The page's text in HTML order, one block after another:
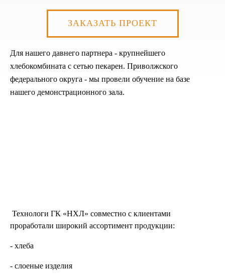
ЗАКАЗАТЬ ПРОЕКТ
Для нашего давнего партнера - крупнейшего
хлебокомбината с сетью пекарен. Приволжского
федерального округа - мы провели обучение на базе
нашего демонстрационного зала.
Технологи ГК «НХЛ» совместно с клиентами
проработали широкий ассортимент продукции:
- хлеба
- слоеные изделия
К сожалению, на сайте идут
технические работы, формы
доступны
Пожалуйста, свяжитесь с
нами по телефону+7 831 2-
883-884